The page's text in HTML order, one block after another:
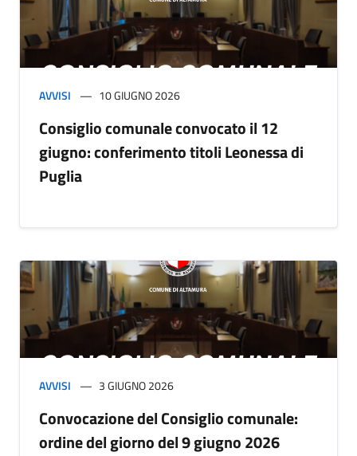
AVVISI 10 GIUGNO 2026
Consiglio comunale convocato il 12
giugno: conferimento titoli Leonessa di
Puglia
AVVISI 3 GIUGNO 2026
Convocazione del Consiglio comunale:
ordine del giorno del 9 giugno 2026